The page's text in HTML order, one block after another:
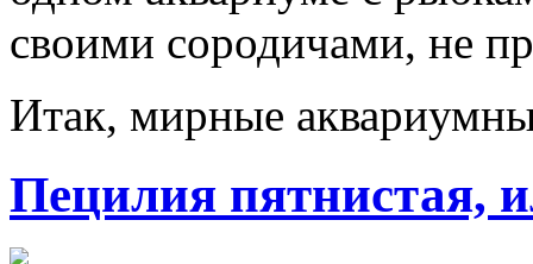
своими сородичами, не
Итак, мирные
Пецилия пятнистая,